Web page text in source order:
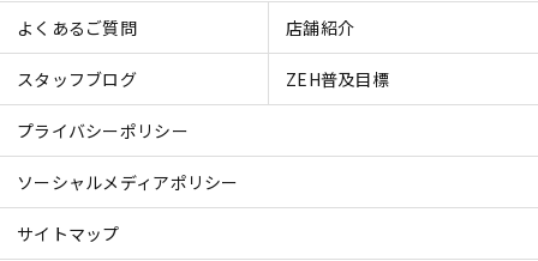
よくあるご質問 店舗紹介
スタッフブログ ZEH普及目標
プライバシーポリシー
ソーシャルメディアポリシー
サイトマップ